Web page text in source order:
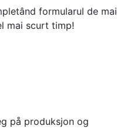
formularul de mai
mai scurt timp!
på produksjon og